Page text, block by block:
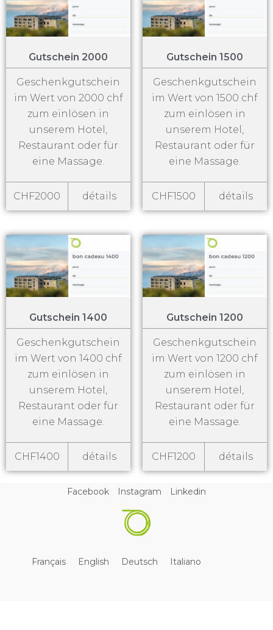
Gutschein 2000
Geschenkgutschein
im Wert von 2000 chf
zum einlösen in
unserem Hotel,
Restaurant oder für
eine Massage.
CHF2000 détails
Gutschein 1500
Geschenkgutschein
im Wert von 1500 chf
zum einlösen in
unserem Hotel,
Restaurant oder für
eine Massage.
CHF1500 détails
Gutschein 1400
Geschenkgutschein
im Wert von 1400 chf
zum einlösen in
unserem Hotel,
Restaurant oder für
eine Massage.
CHF1400 détails
Gutschein 1200
Geschenkgutschein
im Wert von 1200 chf
zum einlösen in
unserem Hotel,
Restaurant oder für
eine Massage.
CHF1200 détails
Français English Deutsch Italiano
Facebook Instagram Linkedin